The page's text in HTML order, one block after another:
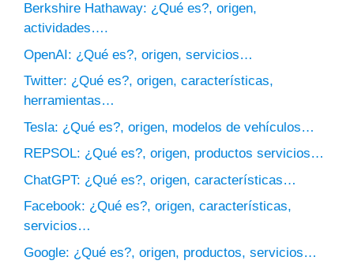
Berkshire Hathaway: ¿Qué es?, origen,
actividades….
OpenAI: ¿Qué es?, origen, servicios…
Twitter: ¿Qué es?, origen, características,
herramientas…
Tesla: ¿Qué es?, origen, modelos de vehículos…
REPSOL: ¿Qué es?, origen, productos servicios…
ChatGPT: ¿Qué es?, origen, características…
Facebook: ¿Qué es?, origen, características,
servicios…
Google: ¿Qué es?, origen, productos, servicios…